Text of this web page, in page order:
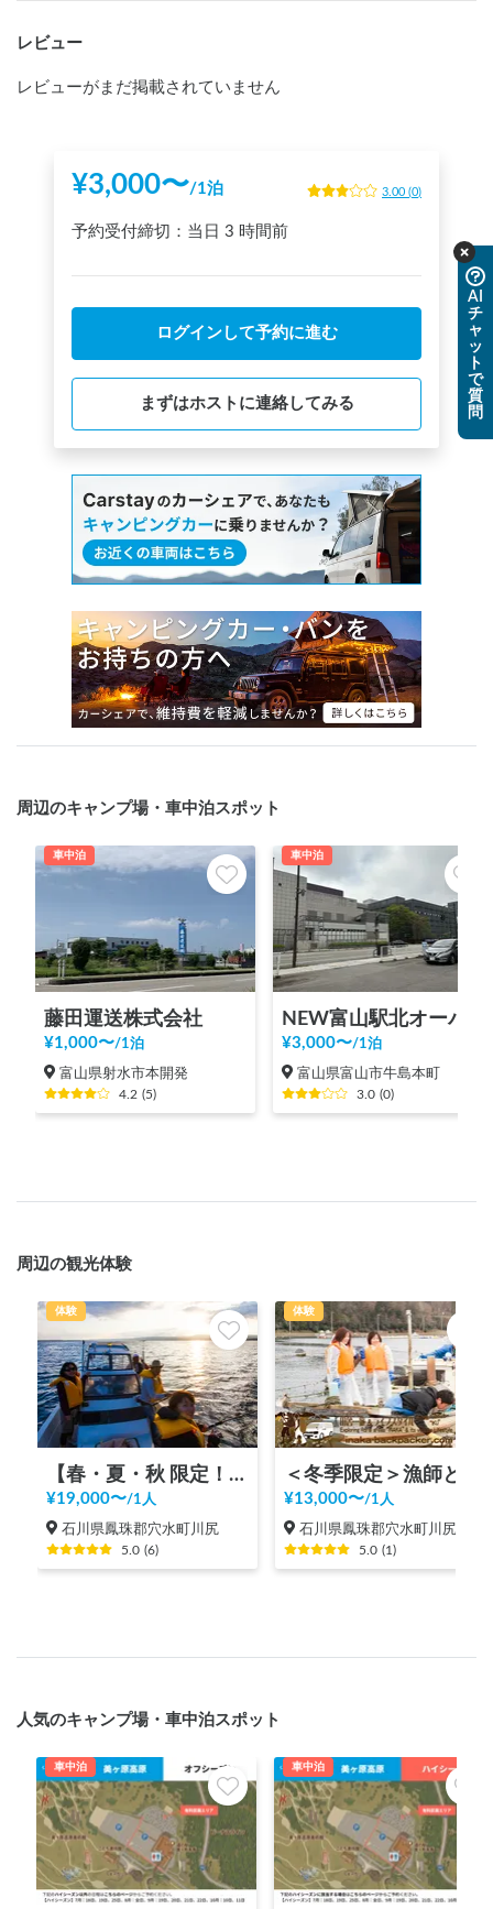
レビュー
レビューがまだ掲載されていません
¥3,000〜/1泊 3.00 (0)
予約受付締切： 当日 3 時間前
ログインして予約に進む
まずはホストに連絡してみる
周辺のキャンプ場・車中泊スポット
車中泊
藤田運送株式会社
¥1,000〜/1泊
富山県射水市本開発
4.2 (5)
車中泊
¥3,000〜/1泊
富山県富山市牛島本町
3.0 (0)
周辺の観光体験
体験
【春・夏・秋 限定！】“ざっくばらん”な田舎ライフスタイル体験 『洋上パーティー』
¥19,000〜/1人
石川県鳳珠郡穴水町川尻
5.0 (6)
体験
¥13,000〜/1人
石川県鳳珠郡穴水町川尻
5.0 (1)
人気のキャンプ場・車中泊スポット
車中泊 車中泊
AI
チ
ャ
ッ
ト
で
質
問